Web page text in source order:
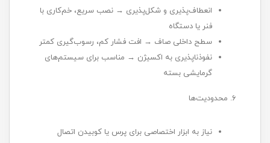
انعطاف‌پذیری و شکل‌پذیری → نصب سریع، خم‌کاری با
فنر یا دستگاه
سطح داخلی صاف → افت فشار کم، رسوب‌گیری کمتر
نفوذناپذیری به اکسیژن → مناسب برای سیستم‌های
گرمایشی بسته
۶. محدودیت‌ها
نیاز به ابزار اختصاصی برای پرس یا کوبیدن اتصال